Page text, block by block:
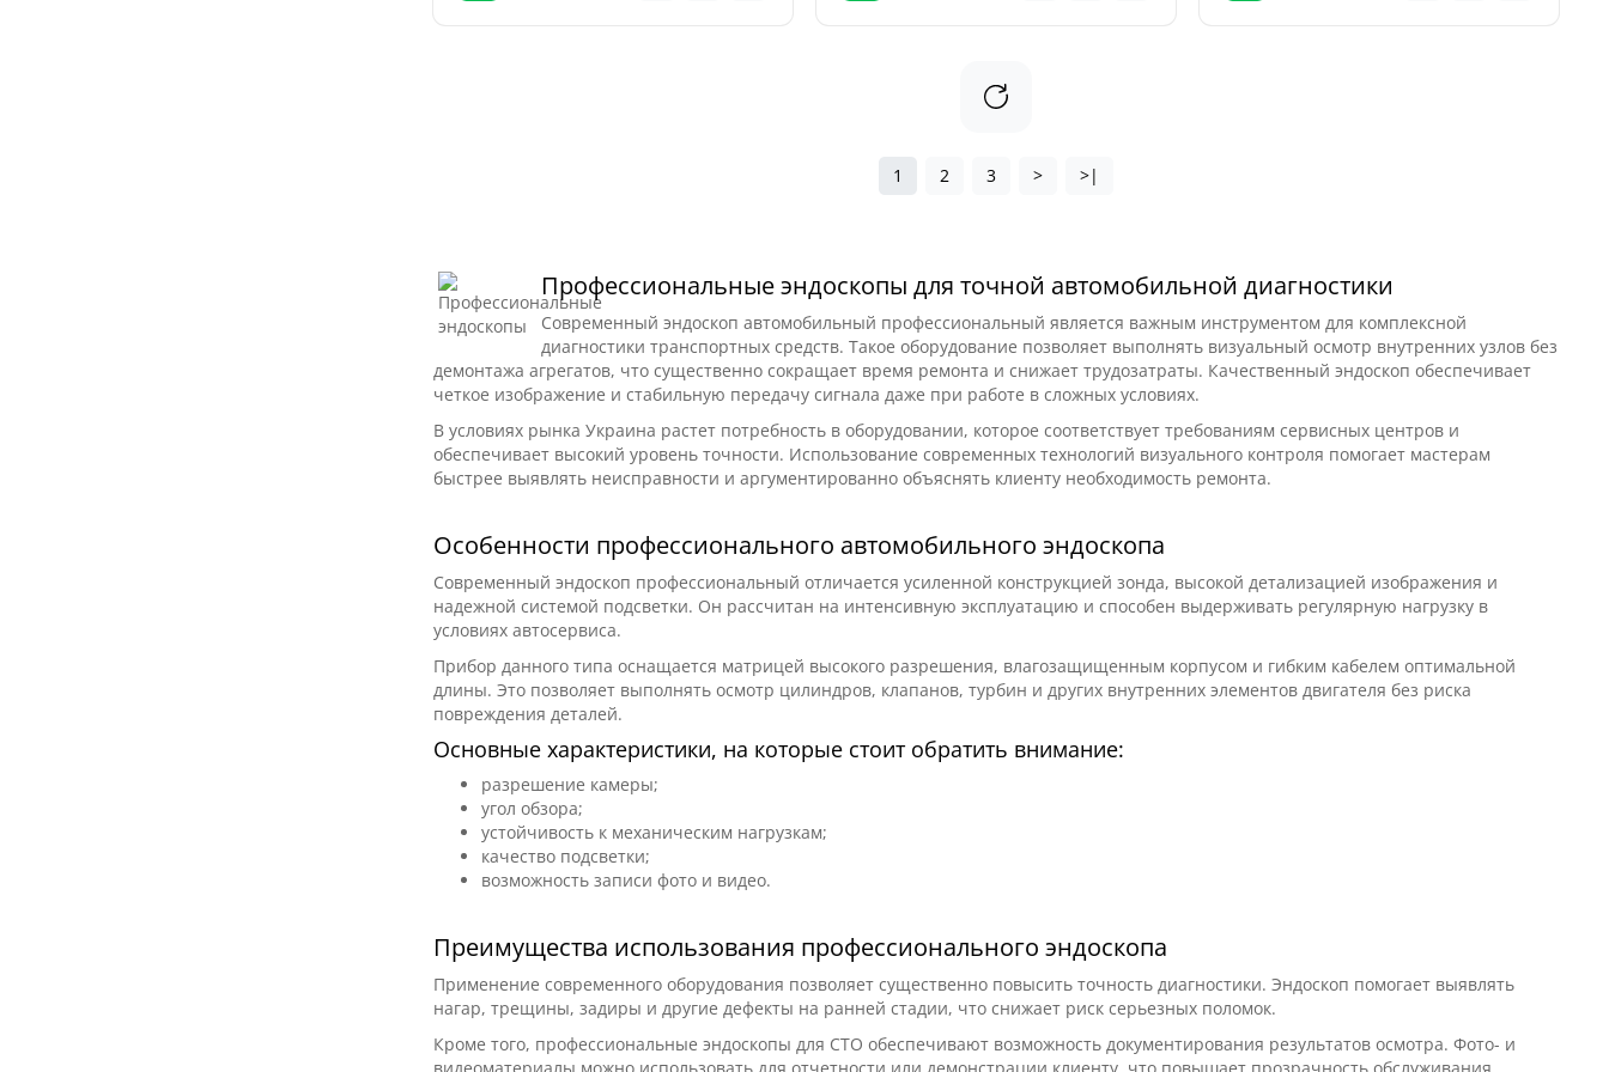
1 2 3 > >|
Профессиональные эндоскопы для точной автомобильной диагностики
Современный эндоскоп автомобильный профессиональный является важным инструментом для комплексной
диагностики транспортных средств. Такое оборудование позволяет выполнять визуальный осмотр внутренних узлов без
демонтажа агрегатов, что существенно сокращает время ремонта и снижает трудозатраты. Качественный эндоскоп обеспечивает
четкое изображение и стабильную передачу сигнала даже при работе в сложных условиях.
В условиях рынка Украина растет потребность в оборудовании, которое соответствует требованиям сервисных центров и
обеспечивает высокий уровень точности. Использование современных технологий визуального контроля помогает мастерам
быстрее выявлять неисправности и аргументированно объяснять клиенту необходимость ремонта.
Особенности профессионального автомобильного эндоскопа
Современный эндоскоп профессиональный отличается усиленной конструкцией зонда, высокой детализацией изображения и
надежной системой подсветки. Он рассчитан на интенсивную эксплуатацию и способен выдерживать регулярную нагрузку в
условиях автосервиса.
Прибор данного типа оснащается матрицей высокого разрешения, влагозащищенным корпусом и гибким кабелем оптимальной
длины. Это позволяет выполнять осмотр цилиндров, клапанов, турбин и других внутренних элементов двигателя без риска
повреждения деталей.
Основные характеристики, на которые стоит обратить внимание:
разрешение камеры;
угол обзора;
устойчивость к механическим нагрузкам;
качество подсветки;
возможность записи фото и видео.
Преимущества использования профессионального эндоскопа
Применение современного оборудования позволяет существенно повысить точность диагностики. Эндоскоп помогает выявлять
нагар, трещины, задиры и другие дефекты на ранней стадии, что снижает риск серьезных поломок.
Кроме того, профессиональные эндоскопы для СТО обеспечивают возможность документирования результатов осмотра. Фото- и